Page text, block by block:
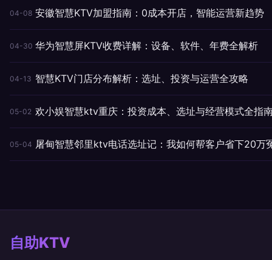
04-08 安徽智慧KTV加盟指南：0成本开店，智能运营新趋势
04-30 华为智慧屏KTV收费详解：设备、软件、年费全解析
04-13 智慧KTV门店分布解析：选址、投资与运营全攻略
05-02 欢小娱智慧ktv重庆：投资成本、选址与经营模式全指
05-04 屠甸智慧邻里ktv电话选址记：我如何帮客户省下20万
自助KTV